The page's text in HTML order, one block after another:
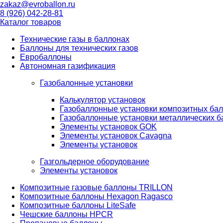
zakaz@evroballon.ru
8 (926) 042-28-81
Каталог товаров
Технические газы в баллонах
Баллоны для технических газов
Евробаллоны
Автономная газификация
Газобалонные установки
Калькулятор установок
Газобаллонные установки композитных
Газобаллонные установки металлических
Элементы установок GOK
Элементы установок Cavagna
Элементы установок
Газгольдерное оборудование
Элементы установок
Композитные газовые баллоны TRILLON
Композитные баллоны Hexagon Ragasco
Композитные баллоны LiteSafe
Чешские баллоны HPCR